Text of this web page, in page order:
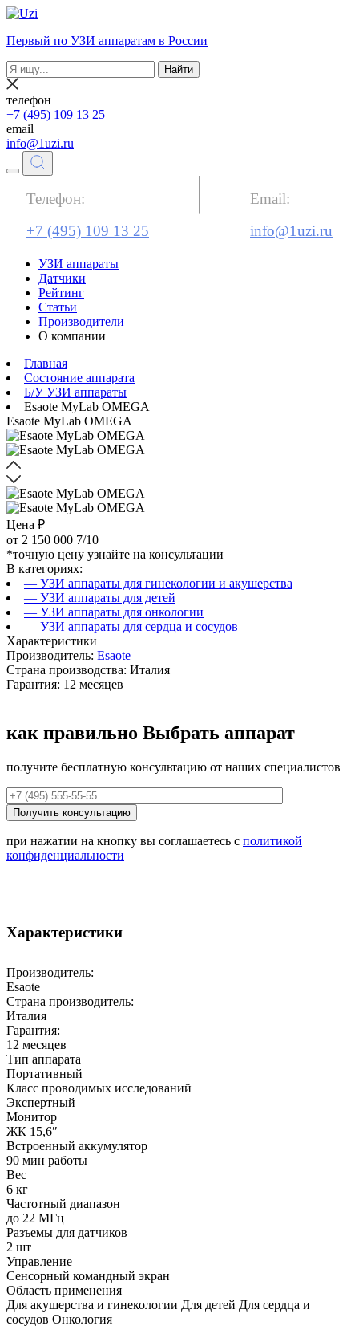
Первый по УЗИ аппаратам в России
Найти
телефон
+7 (495) 109 13 25
email
info@1uzi.ru
Телефон:
+7 (495) 109 13 25
Email:
info@1uzi.ru
УЗИ аппараты
Датчики
Рейтинг
Статьи
Производители
О компании
Главная
Состояние аппарата
Б/У УЗИ аппараты
Esaote MyLab OMEGA
Esaote MyLab OMEGA
Цена ₽
от 2 150 000 7/10
*точную цену узнайте на консультации
В категориях:
— УЗИ аппараты для гинекологии и акушерства
— УЗИ аппараты для детей
— УЗИ аппараты для онкологии
— УЗИ аппараты для сердца и сосудов
Характеристики
Производитель: Esaote
Страна производства: Италия
Гарантия: 12 месяцев
как правильно Выбрать аппарат
получите бесплатную консультацию от наших специалистов
при нажатии на кнопку вы соглашаетесь с политикой
конфиденциальности
Характеристики
Производитель:
Esaote
Страна производитель:
Италия
Гарантия:
12 месяцев
Тип аппарата
Портативный
Класс проводимых исследований
Экспертный
Монитор
ЖК 15,6″
Встроенный аккумулятор
90 мин работы
Вес
6 кг
Частотный диапазон
до 22 МГц
Разъемы для датчиков
2 шт
Управление
Сенсорный командный экран
Область применения
Для акушерства и гинекологии Для детей Для сердца и
сосудов Онкология